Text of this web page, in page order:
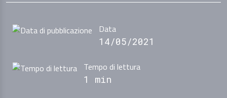
Data
14/05/2021
Tempo di lettura
1 min